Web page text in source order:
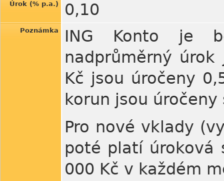
Úrok (% p.a.) 0,10
Poznámka
ING Konto je
nadprůměrný
Kč jsou úročeny
korun jsou úročeny
Pro nové vklady
poté platí úroková
000 Kč v každém